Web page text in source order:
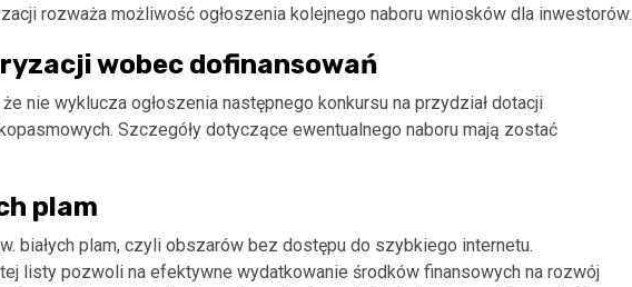
rozważa możliwość ogłoszenia kolejnego naboru wniosków dla inwestorów.
wobec dofinansowań
nie wyklucza ogłoszenia następnego konkursu na przydział dotacji
Szczegóły dotyczące ewentualnego naboru mają zostać
plam
białych plam, czyli obszarów bez dostępu do szybkiego internetu.
listy pozwoli na efektywne wydatkowanie środków finansowych na rozwój